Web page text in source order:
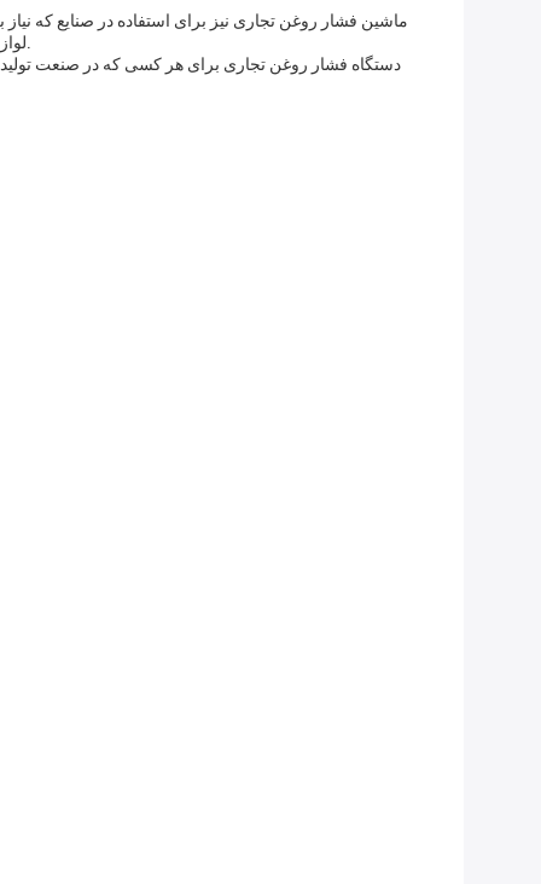
ماشین فشار روغن تجاری نیز برای استفاده در صنایع که
دستگاه فشار روغن تجاری برای هر کسی که در صنعت